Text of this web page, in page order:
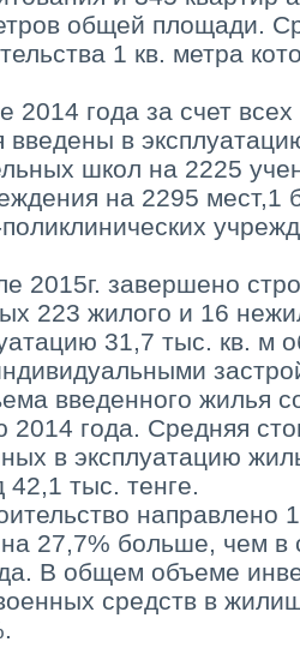
общей площади.
1 кв. метра
2014 года за счет всех
в
школ на 2225
на 2295 мест,1
2015г. завершено
223 жилого и 16
31,7 тыс. кв. м
введенного жилья
года. Средняя
в эксплуатацию
42,1 тыс. тенге.
направлено
27,7% больше, чем в
В общем объеме
средств в